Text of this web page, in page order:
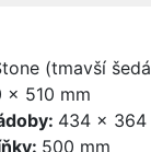
(tmavší
x 510 mm
434 x 364
500 mm